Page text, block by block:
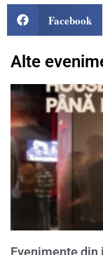
Facebook
Alte